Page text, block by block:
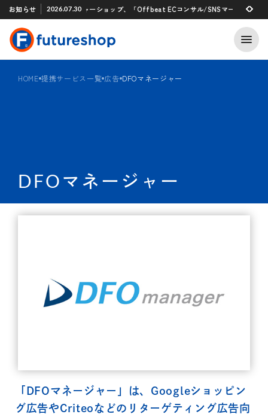
お知らせ
アプリ 「STAFF START」とのタグ連携を開始
2026.07.30
フューチャーショップ、「Offbeat ECコンサル/SNSマーケティング支援
2026.07.29
HOME 提携サービス一覧 広告 DFOマネージャー
DFOマネージャー
「DFOマネージャー」は、Googleショッピン
グ広告やCriteoなどのリターゲティング広告向